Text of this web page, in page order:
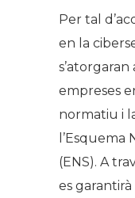
Per tal
en la
empreses
normatiu i
(ENS). A
es